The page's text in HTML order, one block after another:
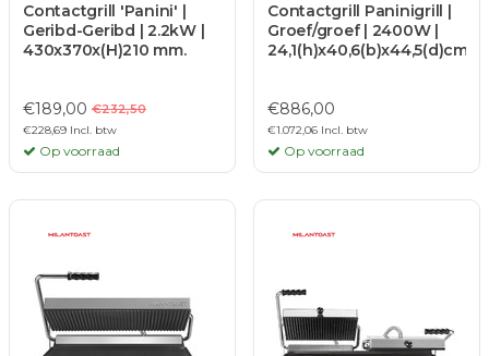
Contactgrill 'Panini' |
Geribd-Geribd | 2.2kW |
430x370x(H)210 mm.
€189,00 €232,50
€228,69 Incl. btw
Op voorraad
Contactgrill Paninigrill |
Groef/groef | 2400W |
24,1(h)x40,6(b)x44,5(d)cm
€886,00
€1.072,06 Incl. btw
Op voorraad